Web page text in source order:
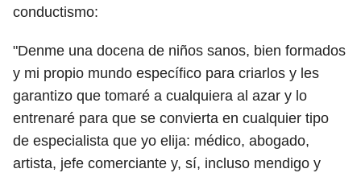
conductismo:
"Denme una docena de niños sanos, bien formados
y mi propio mundo específico para criarlos y les
garantizo que tomaré a cualquiera al azar y lo
entrenaré para que se convierta en cualquier tipo
de especialista que yo elija: médico, abogado,
artista, jefe comerciante y, sí, incluso mendigo y